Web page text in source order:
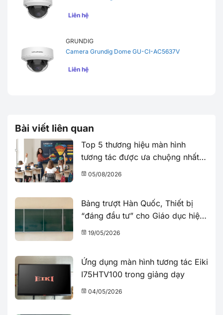
Liên hệ
GRUNDIG
Camera Grundig Dome GU-CI-AC5637V
Liên hệ
Bài viết liên quan
Top 5 thương hiệu màn hình
tương tác được ưa chuộng nhất
năm 2026
05/08/2026
Bảng trượt Hàn Quốc, Thiết bị
“đáng đầu tư” cho Giáo dục hiện
đại19/05/2026
Ứng dụng màn hình tương tác Eiki
I75HTV100 trong giảng dạy
04/05/2026